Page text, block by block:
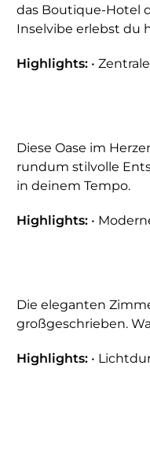
das Boutique-Hotel
Inselvibe erlebst du
Highlights: •
Diese Oase im
rundum stilvolle
in deinem Tempo.
Highlights: •
Die eleganten
großgeschrieben.
Highlights: •